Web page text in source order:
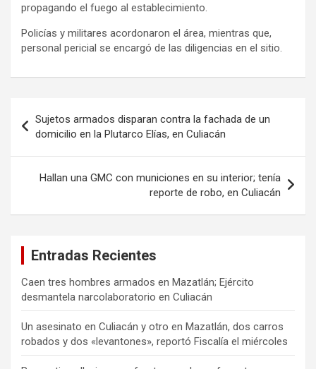
propagando el fuego al establecimiento.
Policías y militares acordonaron el área, mientras que,
personal pericial se encargó de las diligencias en el sitio.
de
entradas
Sujetos armados disparan contra la fachada de un
domicilio en la Plutarco Elías, en Culiacán
Hallan una GMC con municiones en su interior; tenía
reporte de robo, en Culiacán
Entradas Recientes
Caen tres hombres armados en Mazatlán; Ejército
desmantela narcolaboratorio en Culiacán
Un asesinato en Culiacán y otro en Mazatlán, dos carros
robados y dos «levantones», reportó Fiscalía el miércoles